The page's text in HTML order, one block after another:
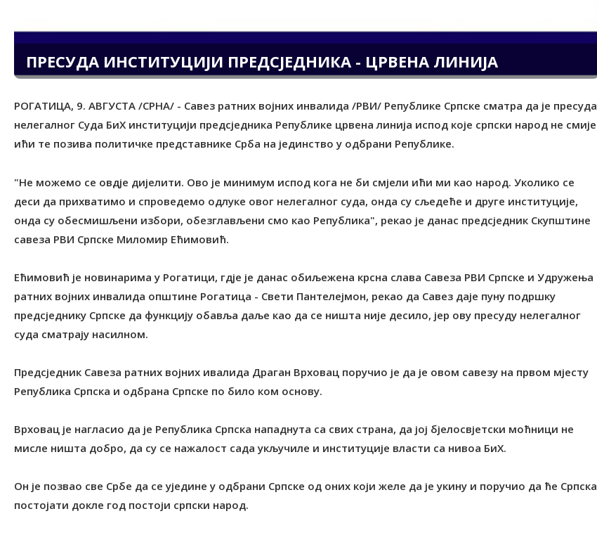
ПРЕСУДА ИНСТИТУЦИЈИ ПРЕДСЈЕДНИКА - ЦРВЕНА ЛИНИЈА
РОГАТИЦА, 9. АВГУСТА /СРНА/ - Савез ратних војних инвалида /РВИ/ Републике Српске сматра да је пресуда
нелегалног Суда БиХ институцији предсједника Републике црвена линија испод које српски народ не смије
ићи те позива политичке представнике Срба на јединство у одбрани Републике.
"Не можемо се овдје дијелити. Ово је минимум испод кога не би смјели ићи ми као народ. Уколико се
деси да прихватимо и спроведемо одлуке овог нелегалног суда, онда су сљедеће и друге институције,
онда су обесмишљени избори, обезглављени смо као Република", рекао је данас предсједник Скупштине
савеза РВИ Српске Миломир Ећимовић.
Ећимовић је новинарима у Рогатици, гдје је данас обиљежена крсна слава Савеза РВИ Српске и Удружења
ратних војних инвалида општине Рогатица - Свети Пантелејмон, рекао да Савез даје пуну подршку
предсједнику Српске да функцију обавља даље као да се ништа није десило, јер ову пресуду нелегалног
суда сматрају насилном.
Предсједник Савеза ратних војних ивалида Драган Врховац поручио је да је овом савезу на првом мјесту
Република Српска и одбрана Српске по било ком основу.
Врховац је нагласио да је Република Српска нападнута са свих страна, да јој бјелосвјетски моћници не
мисле ништа добро, да су се нажалост сада укључиле и институције власти са нивоа БиХ.
Он је позвао све Србе да се уједине у одбрани Српске од оних који желе да је укину и поручио да ће Српска
постојати докле год постоји српски народ.